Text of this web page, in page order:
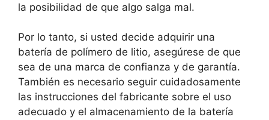
la posibilidad de que algo salga mal.
Por lo tanto, si usted decide adquirir una
batería de polímero de litio, asegúrese de que
sea de una marca de confianza y de garantía.
También es necesario seguir cuidadosamente
las instrucciones del fabricante sobre el uso
adecuado y el almacenamiento de la batería